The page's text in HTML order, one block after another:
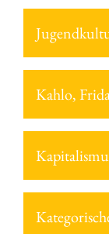
Kahlo,